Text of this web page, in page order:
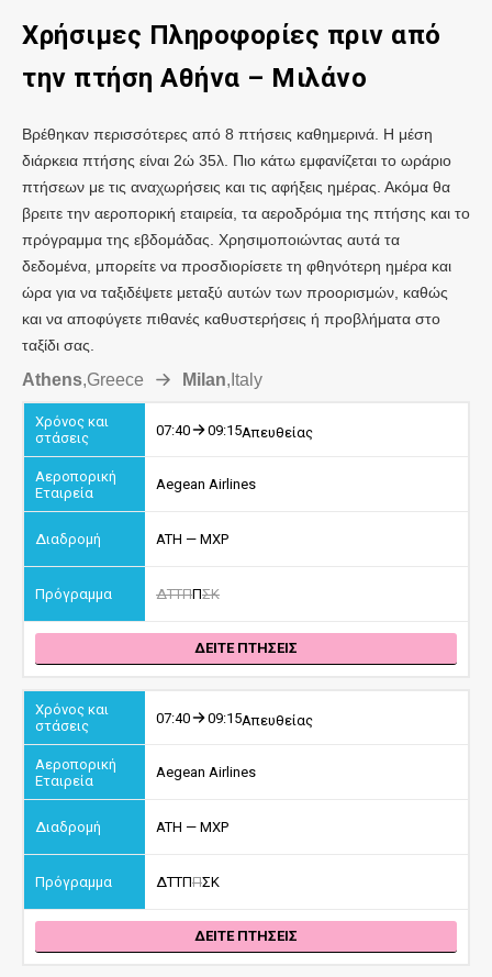
Χρήσιμες Πληροφορίες πριν από
την πτήση Αθήνα – Μιλάνο
Βρέθηκαν περισσότερες από 8 πτήσεις καθημερινά. Η μέση
διάρκεια πτήσης είναι 2ώ 35λ. Πιο κάτω εμφανίζεται το ωράριο
πτήσεων με τις αναχωρήσεις και τις αφήξεις ημέρας. Ακόμα θα
βρειτε την αεροπορική εταιρεία, τα αεροδρόμια της πτήσης και το
πρόγραμμα της εβδομάδας. Χρησιμοποιώντας αυτά τα
δεδομένα, μπορείτε να προσδιορίσετε τη φθηνότερη ημέρα και
ώρα για να ταξιδέψετε μεταξύ αυτών των προορισμών, καθώς
και να αποφύγετε πιθανές καθυστερήσεις ή προβλήματα στο
ταξίδι σας.
Athens,Greece Milan, Italy
07:40 09:15Απευθείας
Aegean Airlines
ATH — MXP
ΔΤΤΠΠΣΚ
ΔΕΙΤΕ ΠΤΗΣΕΙΣ
07:40 09:15Απευθείας
Aegean Airlines
ATH — MXP
ΔΤΤΠΠΣΚ
ΔΕΙΤΕ ΠΤΗΣΕΙΣ